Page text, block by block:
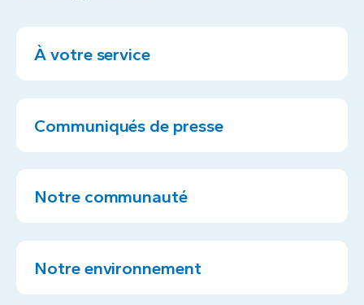
À votre service
Communiqués de presse
Notre communauté
Notre environnement